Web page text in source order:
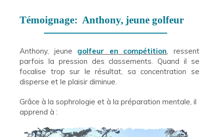
Témoignage: Anthony, jeune golfeur
Anthony, jeune golfeur en compétition, ressent
parfois la pression des classements. Quand il se
focalise trop sur le résultat, sa concentration se
disperse et le plaisir diminue.
Grâce à la sophrologie et à la préparation mentale, il
apprend à :